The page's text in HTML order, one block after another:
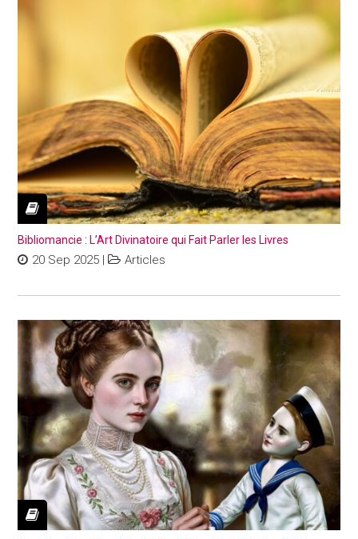
Bibliomancie : L’Art Divinatoire qui Fait Parler les Livres
20 Sep 2025 | Articles